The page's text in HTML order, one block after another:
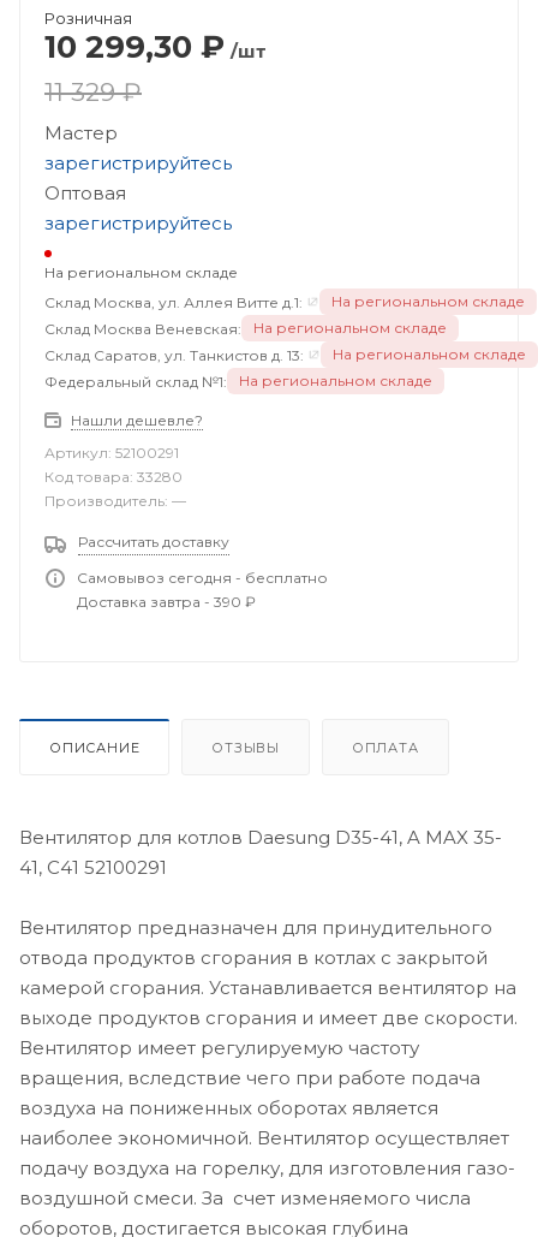
Розничная
10 299,30 ₽ /шт
11 329 ₽
Мастер
зарегистрируйтесь
Оптовая
зарегистрируйтесь
На региональном складе
Склад Москва, ул. Аллея Витте д.1:
На региональном складе
Склад Москва Веневская:
На региональном складе
Склад Саратов, ул. Танкистов д. 13:
На региональном складе
Федеральный склад №1:
На региональном складе
Нашли дешевле?
Артикул: 52100291
Код товара: 33280
Производитель: —
Рассчитать доставку
Самовывоз сегодня - бесплатно
Доставка завтра - 390 ₽
ОПИСАНИЕ ОТЗЫВЫ ОПЛАТА
Вентилятор для котлов Daesung D35-41, A MAX 35-
41, C41 52100291
Вентилятор предназначен для принудительного
отвода продуктов сгорания в котлах с закрытой
камерой сгорания. Устанавливается вентилятор на
выходе продуктов сгорания и имеет две скорости.
Вентилятор имеет регулируемую частоту
вращения, вследствие чего при работе подача
воздуха на пониженных оборотах является
наиболее экономичной. Вентилятор осуществляет
подачу воздуха на горелку, для изготовления газо-
воздушной смеси. За счет изменяемого числа
оборотов, достигается высокая глубина